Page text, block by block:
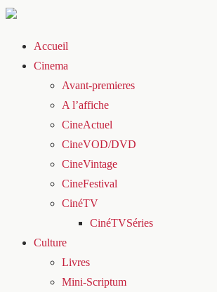
Accueil
Cinema
Avant-premieres
A l’affiche
CineActuel
CineVOD/DVD
CineVintage
CineFestival
CinéTV
CinéTVSéries
Culture
Livres
Mini-Scriptum